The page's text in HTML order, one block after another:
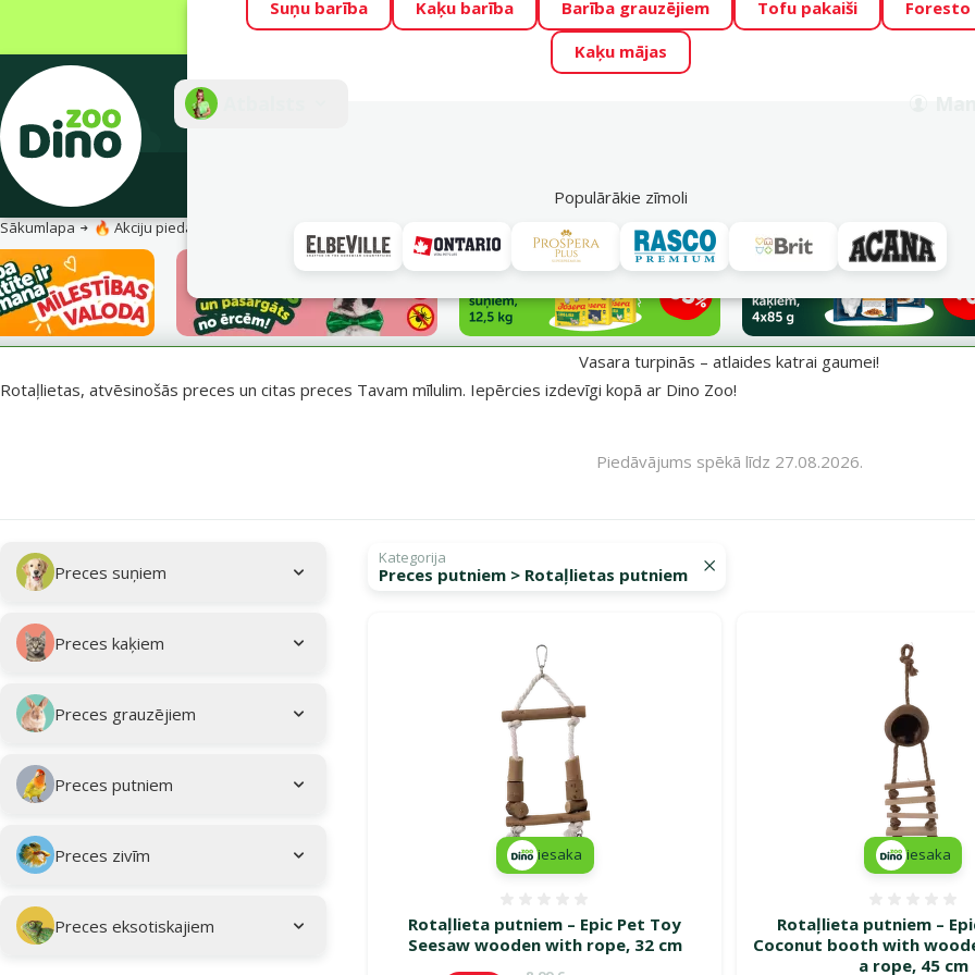
Visu mēnesi Dino Zoo piedāvā lieliskas cenas mīluļu TOP barībām! 🍖 →
Fotokonkurss “GADA ŪSAIŅI”! Varbūt tieši Tavs mīlulis būs 2027. gada
Suņu barība Kaķu barība Barība grauzējiem Tofu pakaiši
Foresto
Kaķu mājas
Populārākie zīmoli
Akciju piedāvājumi
Sākumlapa 🔥 Akciju piedāvājumi
Vasara turpinās – atlaides katrai gaumei!
Rotaļlietas, atvēsinošās preces un citas preces Tavam mīlulim. Iepērcies izdevīgi kopā ar Dino Zoo!
Piedāvājums spēkā līdz 27.08.2026.
Apakškategorija
Preces suņiem
Preces kaķiem
Preces grauzējiem
Preces putniem
Preces zivīm
Preces eksotiskajiem
Atlasītie filtri
Kategorija
Preces putniem > Rotaļlietas putniem
Rotaļlieta putniem – Epic Pet Toy
Seesaw wooden with rope, 32 cm
iesaka
Rotaļlieta putniem –
Coconut booth with
a rope, 45 cm
iesaka